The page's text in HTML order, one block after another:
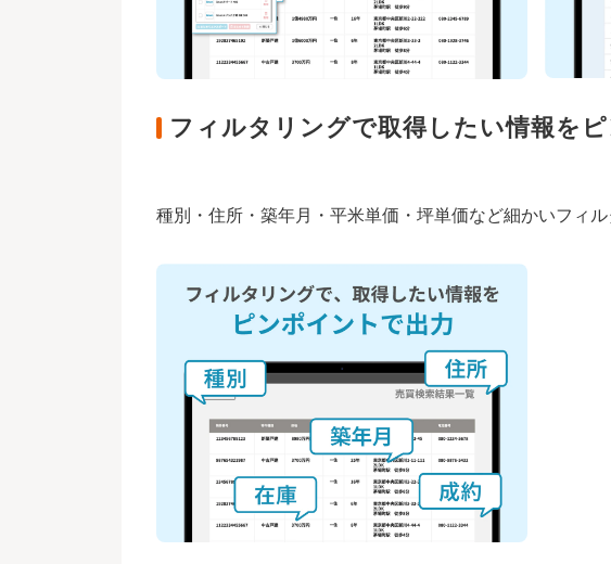
フィルタリングで取得したい情報をピ
種別・住所・築年月・平米単価・坪単価など細かいフィ